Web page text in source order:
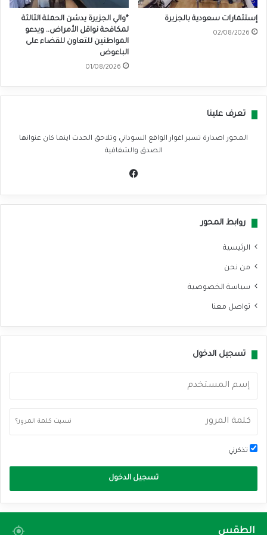
إستثمارات سعودية بالجزيرة
02/08/2026
*والي الجزيرة يدشن الحملة الثالثة
لمكافحة نواقل الأمراض.. ويدعو
المواطنين للتعاون للقضاء على
الباعوض
01/08/2026
تعرف علينا
المحور اصدارة تسبر اغوار الواقع السوداني وتلاحق الحدث اينما كان عنوانها
الصدق والشفافية
روابط المحور
الرئيسية
من نحن
سياسة الخصوصية
تواصل معنا
تسجيل الدخول
نسيت كلمة المرور؟
تذكرني
تسجيل الدخول
الطقس